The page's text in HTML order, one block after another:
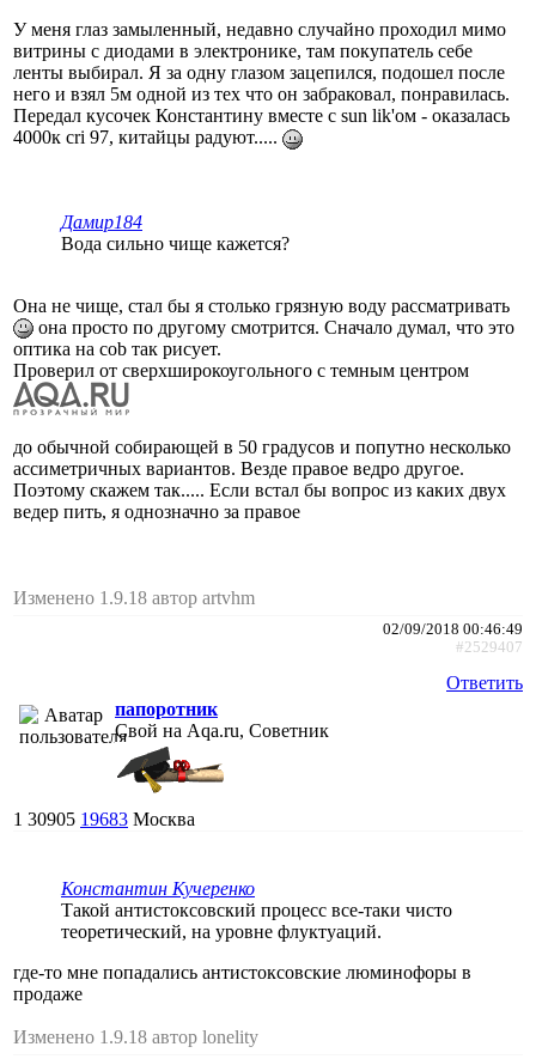
У меня глаз замыленный, недавно случайно проходил мимо
витрины с диодами в электронике, там покупатель себе
ленты выбирал. Я за одну глазом зацепился, подошел после
него и взял 5м одной из тех что он забраковал, понравилась.
Передал кусочек Константину вместе с sun lik'ом - оказалась
4000к cri 97, китайцы радуют.....
Дамир184
Вода сильно чище кажется?
Она не чище, стал бы я столько грязную воду рассматривать
она просто по другому смотрится. Сначало думал, что это
оптика на cob так рисует.
Проверил от сверхширокоугольного с темным центром
до обычной собирающей в 50 градусов и попутно несколько
ассиметричных вариантов. Везде правое ведро другое.
Поэтому скажем так..... Если встал бы вопрос из каких двух
ведер пить, я однозначно за правое
Изменено 1.9.18 автор artvhm
02/09/2018 00:46:49
#2529407
Ответить
папоротник
Свой на Aqa.ru, Советник
1 30905 19683 Москва
Константин Кучеренко
Такой антистоксовский процесс все-таки чисто
теоретический, на уровне флуктуаций.
где-то мне попадались антистоксовские люминофоры в
продаже
Изменено 1.9.18 автор lonelity